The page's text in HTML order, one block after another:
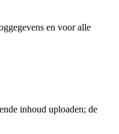
en voor alle
inhoud uploaden; de